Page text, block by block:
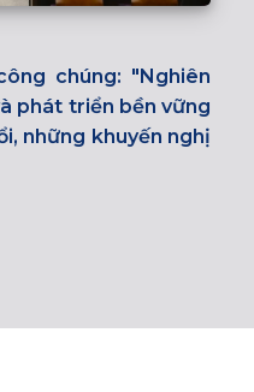
chúng: "Nghiên
phát triển bền vững
những khuyến nghị